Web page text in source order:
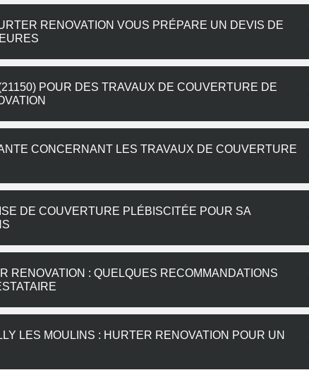
RENOVATION VOUS PRÉPARE UN DEVIS DE
POUR DES TRAVAUX DE COUVERTURE DE
CONCERNANT LES TRAVAUX DE COUVERTURE
DE COUVERTURE PLÉBISCITÉE POUR SA
RENOVATION : QUELQUES RECOMMANDATIONS
LES MOULINS : HURTER RENOVATION POUR UN